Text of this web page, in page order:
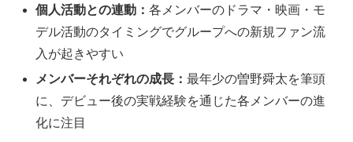
個人活動との連動：各メンバーのドラマ・映画・モ
デル活動のタイミングでグループへの新規ファン流
入が起きやすい
メンバーそれぞれの成長：最年少の曽野舜太を筆頭
に、デビュー後の実戦経験を通じた各メンバーの進
化に注目